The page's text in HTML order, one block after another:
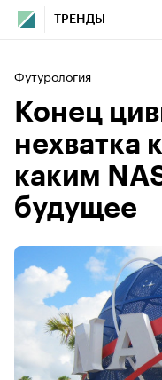
ТРЕНДЫ
Футурология
Конец
нехватка
каким
будущее